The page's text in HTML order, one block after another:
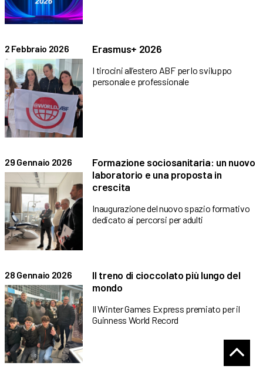
2 Febbraio 2026 Erasmus+ 2026
I tirocini all’estero ABF per lo sviluppo
personale e professionale
29 Gennaio 2026
Formazione sociosanitaria: un nuovo
laboratorio e una proposta in
crescita
Inaugurazione del nuovo spazio formativo
dedicato ai percorsi per adulti
28 Gennaio 2026
Il treno di cioccolato più lungo del
mondo
Il Winter Games Express premiato per il
Guinness World Record